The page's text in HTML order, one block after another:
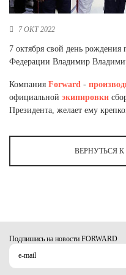
Новосибирская область (3)
Омская область (5)
Республика Башкортостан (3)
Республика Крым (1)
Республика Татарстан (2)
Ростовская область (2)
Самарская область (1)
Свердловская область (5)
Северная Осетия (2)
Тюменская область (3)
7 ОКТ 2022
7 октября свой день рождения
Федерации Владимир
Компания Forward -
официальной экипировки
Президента, желает ему
ВЕРНУТЬСЯ
Подпишись на новости FORWARD